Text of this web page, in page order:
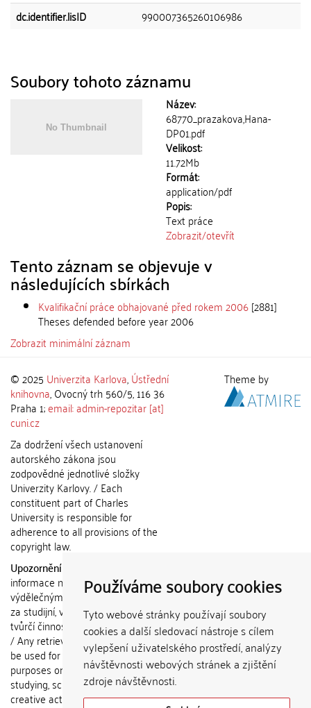
Používáme soubory cookies
Tyto webové stránky používají soubory
cookies a další sledovací nástroje s cílem
vylepšení uživatelského prostředí, analýzy
návštěvnosti webových stránek a zjištění
zdroje návštěvnosti.
dc.identifier.lisID
990007365260106986
Soubory tohoto záznamu
Název:
68770_prazakova,Hana-
DP01.pdf
Velikost:
11.72Mb
Formát:
application/pdf
Popis:
Text práce
Zobrazit/otevřít
Tento záznam se objevuje v
následujících sbírkách
Kvalifikační práce obhajované před rokem 2006[2881]
Theses defended before year 2006
Zobrazit minimální záznam
© 2025 Univerzita Karlova,Ústřední
knihovna, Ovocný trh 560/5, 116 36
Praha 1;email: admin-repozitar [at]
cuni.cz
Za dodržení všech ustanovení
autorského zákona jsou
zodpovědné jednotlivé složky
Univerzity Karlovy. / Each
constituent part of Charles
University is responsible for
adherence to all provisions of the
copyright law.
Upozornění / Notice:
informace nemohou být použity k
výdělečným účelům nebo vydávány
za studijní, vědeckou nebo jinou
tvůrčí činnost jiné osoby než autora.
/ Any retrieved information shall not
be used for any commercial
purposes or claimed as results of
studying, scientific or any other
creative activities of any person
Theme by